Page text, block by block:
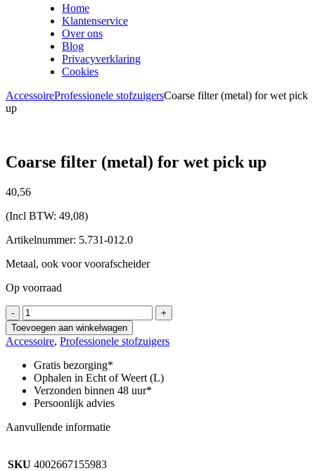
Home
Klantenservice
Over ons
Blog
Privacyverklaring
Cookies
AccessoireProfessionele stofzuigersCoarse filter (metal) for wet pick
up
Coarse filter (metal) for wet pick up
40,56
(Incl BTW: 49,08)
Artikelnummer: 5.731-012.0
Metaal, ook voor voorafscheider
Op voorraad
-
Coarse
filter
(metal)
for
wet
pick
up
aantal
+
Toevoegen aan winkelwagen
Accessoire, Professionele stofzuigers
Gratis bezorging*
Ophalen in Echt of Weert (L)
Verzonden binnen 48 uur*
Persoonlijk advies
Aanvullende informatie
SKU 4002667155983